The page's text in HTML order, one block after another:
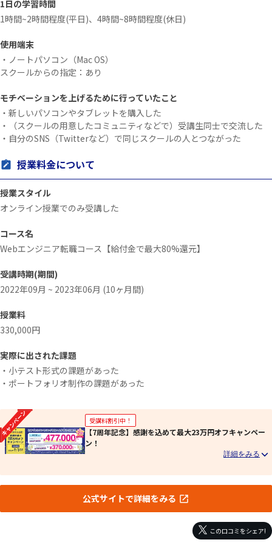
1日の学習時間
1時間~2時間程度(平日)、4時間~8時間程度(休日)
使用端末
・ノートパソコン（Mac OS）
スクールからの指定：あり
モチベーションを上げるために行っていたこと
・新しいパソコンやタブレットを購入した
・（スクールの用意したコミュニティなどで）受講生同士で交流した
・自分のSNS（Twitterなど）で同じスクールの人とつながった
授業料金について
授業スタイル
オンライン授業でのみ受講した
コース名
Webエンジニア転職コース【給付金で最大80%還元】
受講時期(期間)
2022年09月 ~ 2023年06月 (10ヶ月間)
授業料
330,000円
実際に出された課題
・小テスト形式の課題があった
・ポートフォリオ制作の課題があった
受講料割引中！
【7周年記念】感謝を込めて最大23万円オフキャンペー
ン！
公式サイトで詳細をみる
この口コミをシェア!